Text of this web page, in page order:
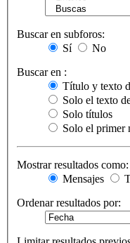
Buscar en subforos:
Sí
No
Buscar en :
Título y texto
Solo el texto
Solo títulos
Solo el primer
Mostrar resultados como:
Mensajes
Ordenar resultados por: